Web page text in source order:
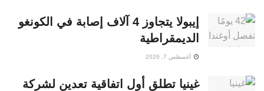
إيبولا يتجاوز 4 آلاف إصابة في الكونغو
الديمقراطية
أغسطس 7, 2026
غينيا تطلق أول اتفاقية تعدين لشركة